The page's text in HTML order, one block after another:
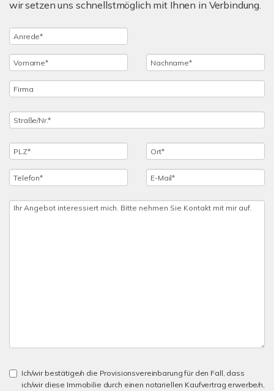
wir setzen uns schnellstmöglich mit Ihnen in Verbindung.
Ich/wir bestätige/n die Provisionsvereinbarung für den Fall, dass
ich/wir diese Immobilie durch einen notariellen Kaufvertrag erwerbe/n,